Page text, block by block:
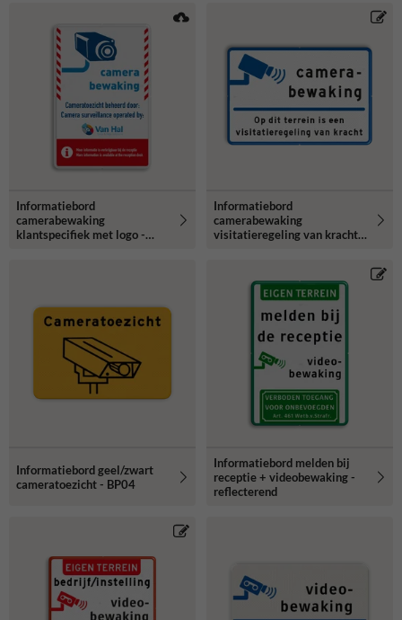
Informatiebord
camerabewaking
klantspecifiek met logo -
Informatiebord
camerabewaking
visitatieregeling van kracht -
Informatiebord geel/zwart
cameratoezicht - BP04
Informatiebord melden bij
receptie + videobewaking -
reflecterend